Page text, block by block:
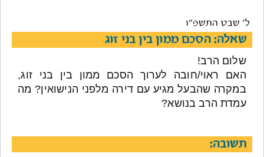
ל' שבט התשפ"ו
שאלה: הסכם ממון בין בני זוג
שלום הרב!
האם ראוי/חובה לערוך הסכם ממון בין בני זוג,
במקרה שהבעל מגיע עם דירה מלפני הנישואין? מה
עמדת הרב בנושא?
תשובה: